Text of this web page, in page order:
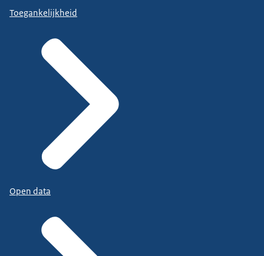
Toegankelijkheid
Open data